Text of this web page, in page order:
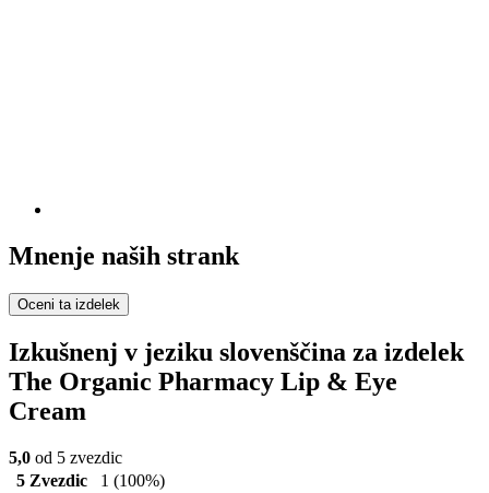
Mnenje naših strank
Oceni ta izdelek
Izkušnenj v jeziku slovenščina za izdelek
The Organic Pharmacy Lip & Eye
Cream
5,0 od 5 zvezdic
5 Zvezdic
1 (100%)